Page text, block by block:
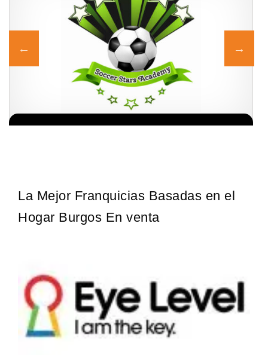
La Mejor Franquicias Basadas en el
Hogar Burgos En venta